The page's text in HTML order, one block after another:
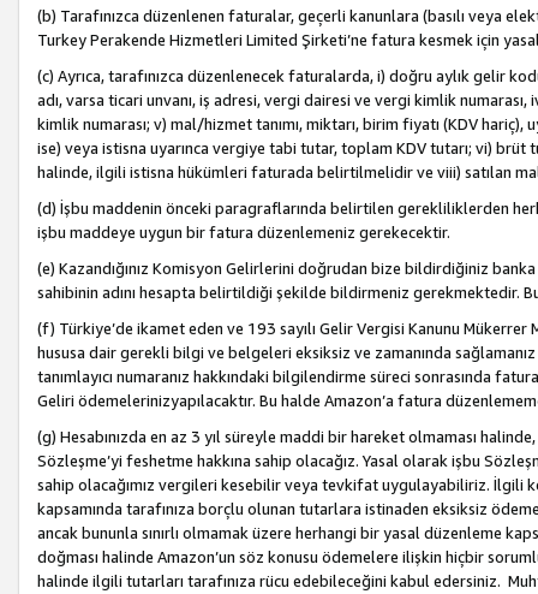
(b) Tarafınızca düzenlenen faturalar, geçerli kanunlara (basılı veya
Turkey Perakende Hizmetleri Limited Şirketi’ne fatura kesmek için
(c) Ayrıca, tarafınızca düzenlenecek faturalarda, i) doğru aylık gelir
adı, varsa ticari unvanı, iş adresi, vergi dairesi ve vergi kimlik
kimlik numarası; v) mal/hizmet tanımı, miktarı, birim fiyatı (KDV
ise) veya istisna uyarınca vergiye tabi tutar, toplam KDV tutarı; vi) brüt
halinde, ilgili istisna hükümleri faturada belirtilmelidir ve viii) satılan
(d) İşbu maddenin önceki paragraflarında belirtilen gerekliliklerden
işbu maddeye uygun bir fatura düzenlemeniz gerekecektir.
(e) Kazandığınız Komisyon Gelirlerini doğrudan bize bildirdiğiniz banka
sahibinin adını hesapta belirtildiği şekilde bildirmeniz gerekmektedir.
(f) Türkiye’de ikamet eden ve 193 sayılı Gelir Vergisi Kanunu
hususa dair gerekli bilgi ve belgeleri eksiksiz ve zamanında
tanımlayıcı numaranız hakkındaki bilgilendirme süreci sonrasında
Geliri ödemelerinizyapılacaktır. Bu halde Amazon’a fatura
(g) Hesabınızda en az 3 yıl süreyle maddi bir hareket olmaması
Sözleşme’yi feshetme hakkına sahip olacağız. Yasal olarak işbu
sahip olacağımız vergileri kesebilir veya tevkifat uygulayabiliriz. İlgili
kapsamında tarafınıza borçlu olunan tutarlara istinaden eksiksiz
ancak bununla sınırlı olmamak üzere herhangi bir yasal düzenleme
doğması halinde Amazon’un söz konusu ödemelere ilişkin hiçbir
halinde ilgili tutarları tarafınıza rücu edebileceğini kabul edersiniz.